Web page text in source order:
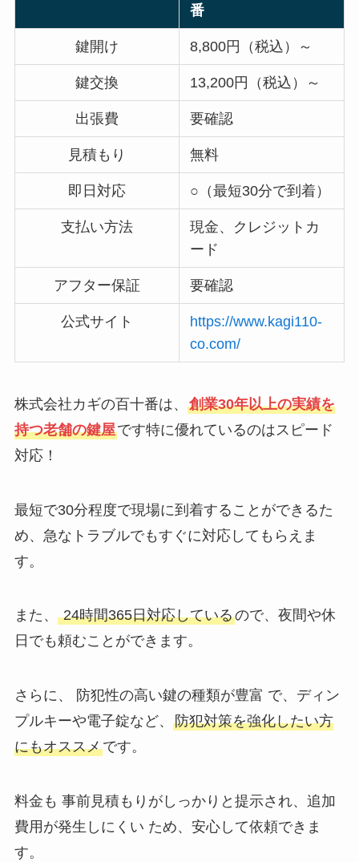
番
鍵開け 8,800円（税込）～
鍵交換 13,200円（税込）～
出張費 要確認
見積もり 無料
即日対応 ○（最短30分で到着）
支払い方法
現金、クレジットカ
ード
アフター保証 要確認
公式サイト
https://www.kagi110-
co.com/
株式会社カギの百十番は、 創業30年以上の実績を
持つ老舗の鍵屋です特に優れているのはスピード
対応！
最短で30分程度で現場に到着することができるた
め、急なトラブルでもすぐに対応してもらえま
す。
また、 24時間365日対応しているので、夜間や休
日でも頼むことができます。
さらに、 防犯性の高い鍵の種類が豊富 で、ディン
プルキーや電子錠など、 防犯対策を強化したい方
にもオススメです。
料金も 事前見積もりがしっかりと提示され、追加
費用が発生しにくい ため、安心して依頼できま
す。